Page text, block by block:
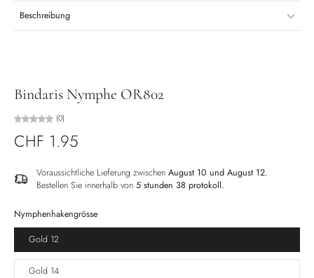
Beschreibung
Bindaris Nymphe OR802
(0)
CHF 1.95
Voraussichtliche Lieferung zwischen August 10 und August 12.
Bestellen Sie innerhalb von 5 stunden 38 protokoll.
Nymphenhakengrösse
Gold 12
Gold 14